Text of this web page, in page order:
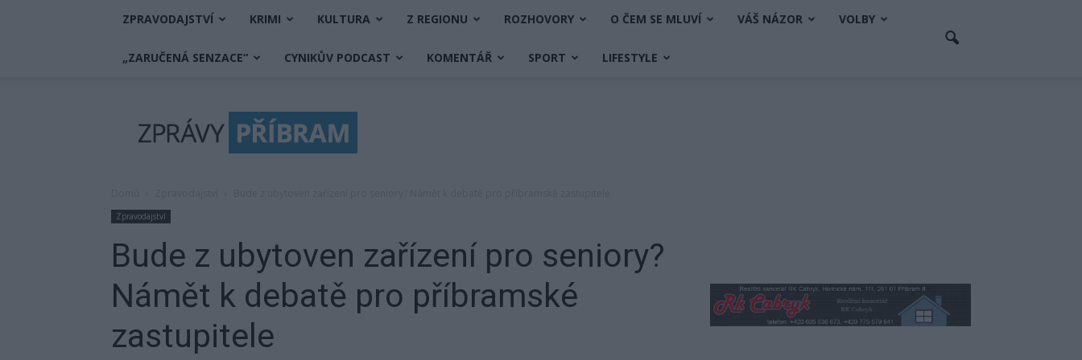
ZPRAVODAJSTVÍ KRIMI KULTURA Z REGIONU ROZHOVORY O ČEM SE MLUVÍ VÁŠ NÁZOR VOLBY
„ZARUČENÁ SENZACE“ CYNIKŮV PODCAST KOMENTÁŘ SPORT LIFESTYLE
Příbram
Zpravodajství
Bude z ubytoven zařízení pro seniory?
Námět k debatě pro příbramské
zastupitele